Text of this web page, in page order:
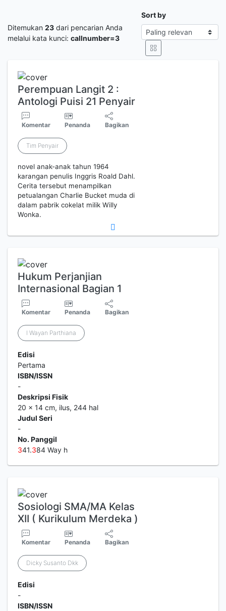
Ditemukan 23 dari pencarian Anda
melalui kata kunci: callnumber=3
Sort by
Perempuan Langit 2 :
Antologi Puisi 21 Penyair
Komentar Penanda Bagikan
Tim Penyair
novel anak-anak tahun 1964
karangan penulis Inggris Roald Dahl.
Cerita tersebut menampilkan
petualangan Charlie Bucket muda di
dalam pabrik cokelat milik Willy
Wonka.
Hukum Perjanjian
Internasional Bagian 1
Komentar Penanda Bagikan
I Wayan Parthiana
Edisi
Pertama
ISBN/ISSN
-
Deskripsi Fisik
20 x 14 cm, ilus, 244 hal
Judul Seri
-
No. Panggil
341.384 Way h
Sosiologi SMA/MA Kelas
XII ( Kurikulum Merdeka )
Komentar Penanda Bagikan
Dicky Susanto Dkk
Edisi
-
ISBN/ISSN